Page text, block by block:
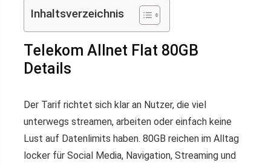
Inhaltsverzeichnis
Telekom Allnet Flat 80GB
Details
Der Tarif richtet sich klar an Nutzer, die viel
unterwegs streamen, arbeiten oder einfach keine
Lust auf Datenlimits haben. 80GB reichen im Alltag
locker für Social Media, Navigation, Streaming und